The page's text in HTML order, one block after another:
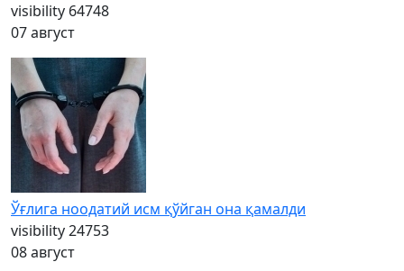
visibility 64748
07 август
Ўғлига ноодатий исм қўйган она қамалди
visibility24753
08 август